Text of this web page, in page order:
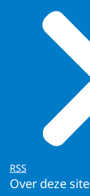
RSS
Over deze site